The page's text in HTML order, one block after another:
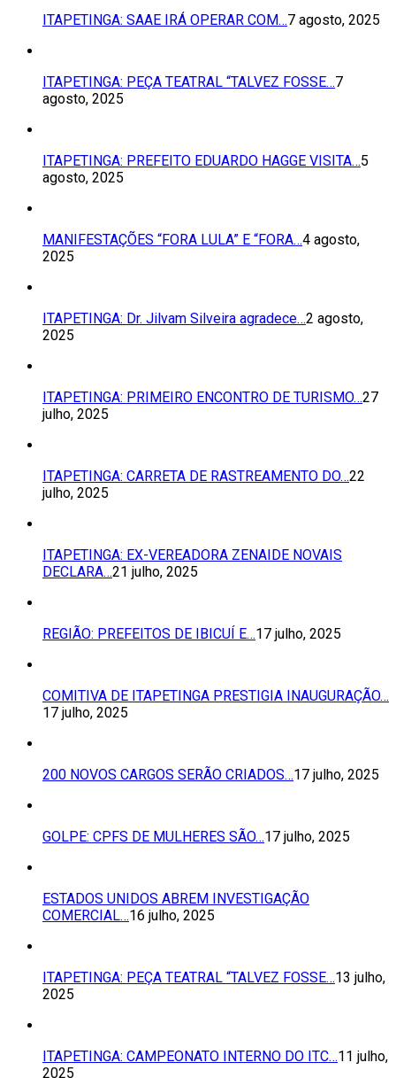
ITAPETINGA: SAAE IRÁ OPERAR COM…7 agosto, 2025
ITAPETINGA: PEÇA TEATRAL “TALVEZ FOSSE…7
agosto, 2025
ITAPETINGA: PREFEITO EDUARDO HAGGE VISITA…5
agosto, 2025
MANIFESTAÇÕES “FORA LULA” E “FORA…4 agosto,
2025
ITAPETINGA: Dr. Jilvam Silveira agradece…2 agosto,
2025
ITAPETINGA: PRIMEIRO ENCONTRO DE TURISMO…27
julho, 2025
ITAPETINGA: CARRETA DE RASTREAMENTO DO…22
julho, 2025
ITAPETINGA: EX-VEREADORA ZENAIDE NOVAIS
DECLARA…21 julho, 2025
REGIÃO: PREFEITOS DE IBICUÍ E…17 julho, 2025
COMITIVA DE ITAPETINGA PRESTIGIA INAUGURAÇÃO…
17 julho, 2025
200 NOVOS CARGOS SERÃO CRIADOS…17 julho, 2025
GOLPE: CPFS DE MULHERES SÃO…17 julho, 2025
ESTADOS UNIDOS ABREM INVESTIGAÇÃO
COMERCIAL…16 julho, 2025
ITAPETINGA: PEÇA TEATRAL “TALVEZ FOSSE…13 julho,
2025
ITAPETINGA: CAMPEONATO INTERNO DO ITC…11 julho,
2025